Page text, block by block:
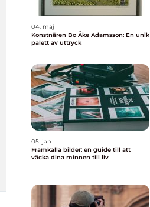
04. maj
Konstnären Bo Åke Adamsson: En unik
palett av uttryck
05. jan
Framkalla bilder: en guide till att
väcka dina minnen till liv